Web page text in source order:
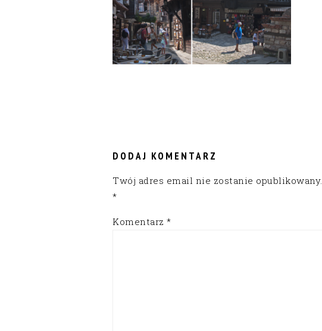
DODAJ KOMENTARZ
Twój adres email nie zostanie opublikowany.
*
Komentarz *